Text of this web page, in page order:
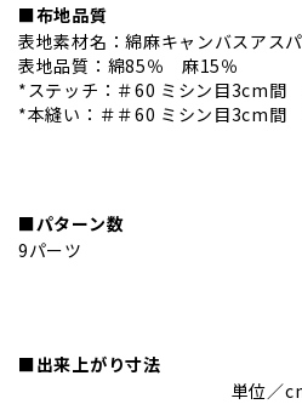
■布地品質
表地素材名：綿麻キャンバスアス
表地品質：綿85％ 麻15％
*ステッチ：＃60 ミシン目3cm間
*本縫い：＃＃60 ミシン目3cm間
■パターン数
9パーツ
■出来上がり寸法
単位／